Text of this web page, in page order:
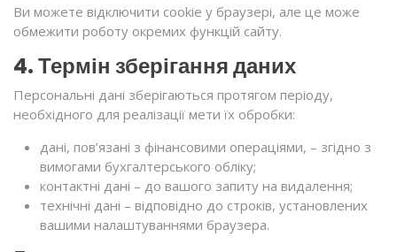
Ви можете відключити cookie у браузері, але це може
обмежити роботу окремих функцій сайту.
4. Термін зберігання даних
Персональні дані зберігаються протягом періоду,
необхідного для реалізації мети їх обробки:
дані, пов’язані з фінансовими операціями, – згідно з
вимогами бухгалтерського обліку;
контактні дані – до вашого запиту на видалення;
технічні дані – відповідно до строків, установлених
вашими налаштуваннями браузера.